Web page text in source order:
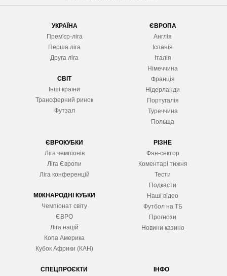
УКРАЇНА
Прем'єр-ліга
Перша ліга
Друга ліга
СВІТ
Інші країни
Трансферний ринок
Футзал
ЄВРОПА
Англія
Іспанія
Італія
Німеччина
Франція
Нідерланди
Португалія
Туреччина
Польща
ЄВРОКУБКИ
Ліга чемпіонів
Ліга Європи
Ліга конференцій
МІЖНАРОДНІ КУБКИ
Чемпіонат світу
ЄВРО
Ліга націй
Копа Америка
Кубок Африки (КАН)
РІЗНЕ
Фан-сектор
Коментарі тижня
Тести
Подкасти
Наші відео
Футбол на ТБ
Прогнози
Новини казино
СПЕЦПРОЄКТИ
ІНФО